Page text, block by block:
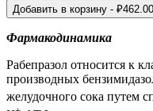
Добавить в корзину - ₽462.00
Фармакодинамика
Рабепразол относится к
производных
желудочного сока путем